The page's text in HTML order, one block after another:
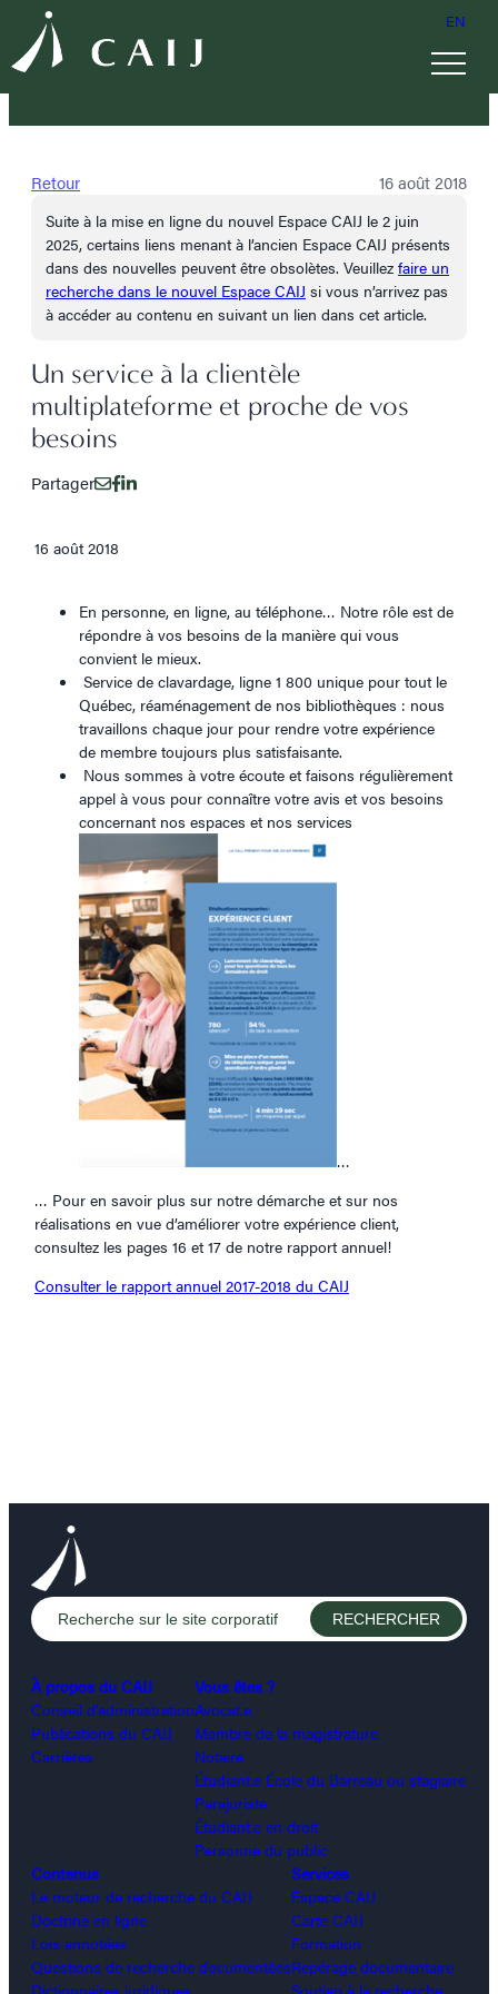
EN
Retour 16 août 2018
Suite à la mise en ligne du nouvel Espace CAIJ le 2 juin
2025, certains liens menant à l’ancien Espace CAIJ présents
dans des nouvelles peuvent être obsolètes. Veuillez faire un
recherche dans le nouvel Espace CAIJ si vous n’arrivez pas
à accéder au contenu en suivant un lien dans cet article.
Un service à la clientèle
multiplateforme et proche de vos
besoins
Partager
16 août 2018
En personne, en ligne, au téléphone… Notre rôle est de
répondre à vos besoins de la manière qui vous
convient le mieux.
Service de clavardage, ligne 1 800 unique pour tout le
Québec, réaménagement de nos bibliothèques : nous
travaillons chaque jour pour rendre votre expérience
de membre toujours plus satisfaisante.
Nous sommes à votre écoute et faisons régulièrement
appel à vous pour connaître votre avis et vos besoins
concernant nos espaces et nos services
…
… Pour en savoir plus sur notre démarche et sur nos
réalisations en vue d’améliorer votre expérience client,
consultez les pages 16 et 17 de notre rapport annuel!
Consulter le rapport annuel 2017-2018 du CAIJ
À propos du CAIJ
Conseil d’administration
Publications du CAIJ
Carrières
Vous êtes ?
Avocat.e
Membre de la magistrature
Notaire
Étudiant.e École du Barreau ou stagiaire
Parajuriste
Étudiant.e en droit
Personne du public
Contenus
Le moteur de recherche du CAIJ
Doctrine en ligne
Lois annotées
Questions de recherche documentées
Dictionnaires juridiques
Services
Espace CAIJ
Carte CAIJ
Formation
Repérage documentaire
Soutien à la recherche